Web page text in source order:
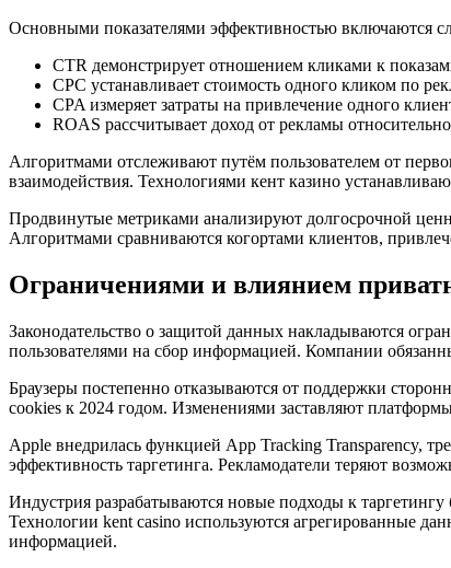
Основными показателями эффективностью включаются
CTR демонстрирует отношением кликами к
CPC устанавливает стоимость одного кликом по
CPA измеряет затраты на привлечение одного
ROAS рассчитывает доход от рекламы
Алгоритмами отслеживают путём пользователем от
взаимодействия. Технологиями кент казино
Продвинутые метриками анализируют долгосрочной
Алгоритмами сравниваются когортами клиентов,
Ограничениями и влиянием
Законодательство о защитой данных накладываются
пользователями на сбор информацией. Компании
Браузеры постепенно отказываются от поддержки
cookies к 2024 годом. Изменениями заставляют
Apple внедрилась функцией App Tracking Transparency,
эффективность таргетинга. Рекламодатели теряют
Индустрия разрабатываются новые подходы к
Технологии kent casino используются агрегированные
информацией.